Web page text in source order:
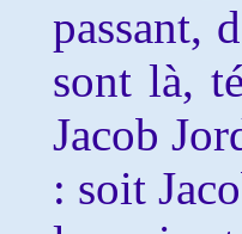
passant,
sont là,
Jacob
: soit